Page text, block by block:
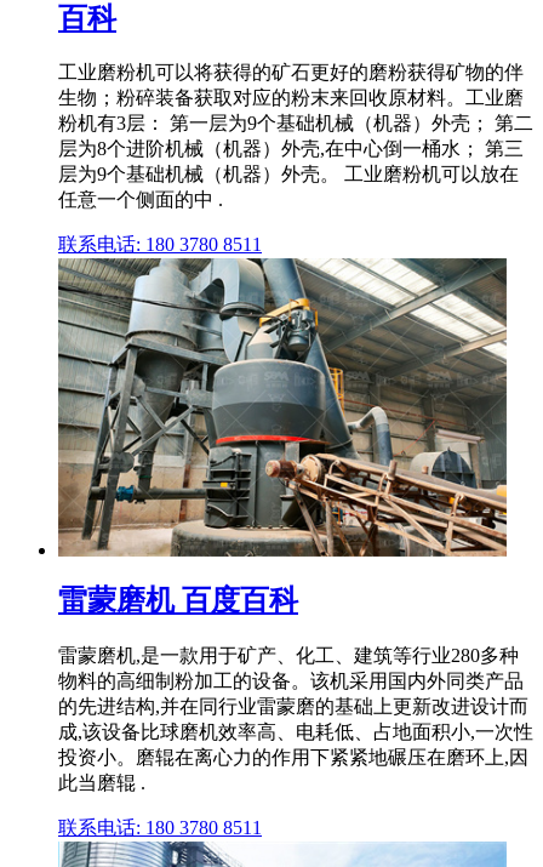
百科
工业磨粉机可以将获得的矿石更好的磨粉获得矿物的伴
生物；粉碎装备获取对应的粉末来回收原材料。工业磨
粉机有3层： 第一层为9个基础机械（机器）外壳； 第二
层为8个进阶机械（机器）外壳,在中心倒一桶水； 第三
层为9个基础机械（机器）外壳。 工业磨粉机可以放在
任意一个侧面的中 .
联系电话: 180 3780 8511
雷蒙磨机 百度百科
雷蒙磨机,是一款用于矿产、化工、建筑等行业280多种
物料的高细制粉加工的设备。该机采用国内外同类产品
的先进结构,并在同行业雷蒙磨的基础上更新改进设计而
成,该设备比球磨机效率高、电耗低、占地面积小,一次性
投资小。磨辊在离心力的作用下紧紧地碾压在磨环上,因
此当磨辊 .
联系电话: 180 3780 8511